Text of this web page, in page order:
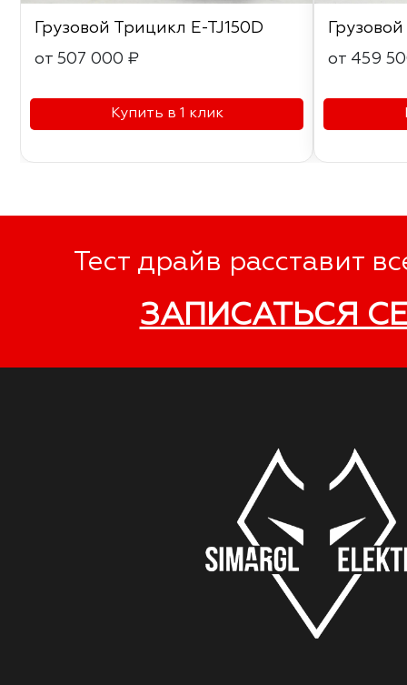
Грузовой Трицикл E-TJ150D
от 507 000 ₽
Купить в 1 клик
от 459
Тест драйв расставит
ЗАПИСАТЬСЯ